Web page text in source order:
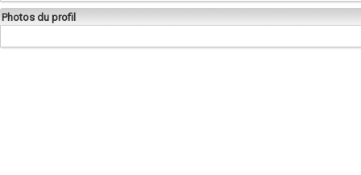
Photos du profil